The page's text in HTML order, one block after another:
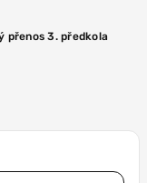
přenos 3. předkola